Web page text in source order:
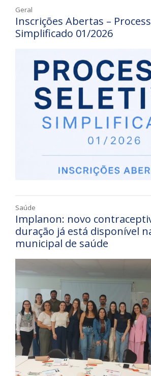
Geral
Inscrições Abertas –
Simplificado 01/2026
Saúde
Implanon: novo
duração já está disponível
municipal de saúde